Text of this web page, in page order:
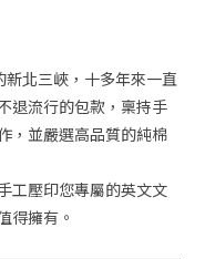
北三峽，十多年來一直
退流行的包款，稟持手
，並嚴選高品質的純棉
工壓印您專屬的英文文
得擁有。